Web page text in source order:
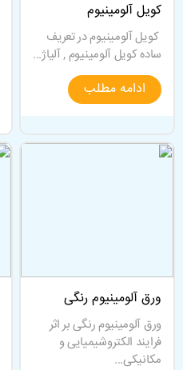
کویل آلومینیوم
کویل آلومینیوم در تعریف
ساده کویل آلومینیوم , آلیاژ...
ادامه مطلب
ورق آلومینیوم رنگی
ورق آلومینیوم رنگی بر اثر
فرایند الکتروشیمیایی و
مکانیکی...